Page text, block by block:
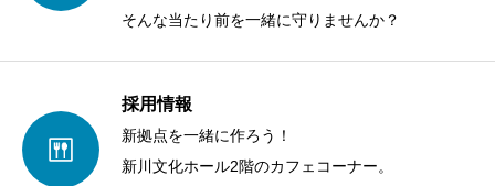
そんな当たり前を一緒に守りませんか？
採用情報
新拠点を一緒に作ろう！
新川文化ホール2階のカフェコーナー。